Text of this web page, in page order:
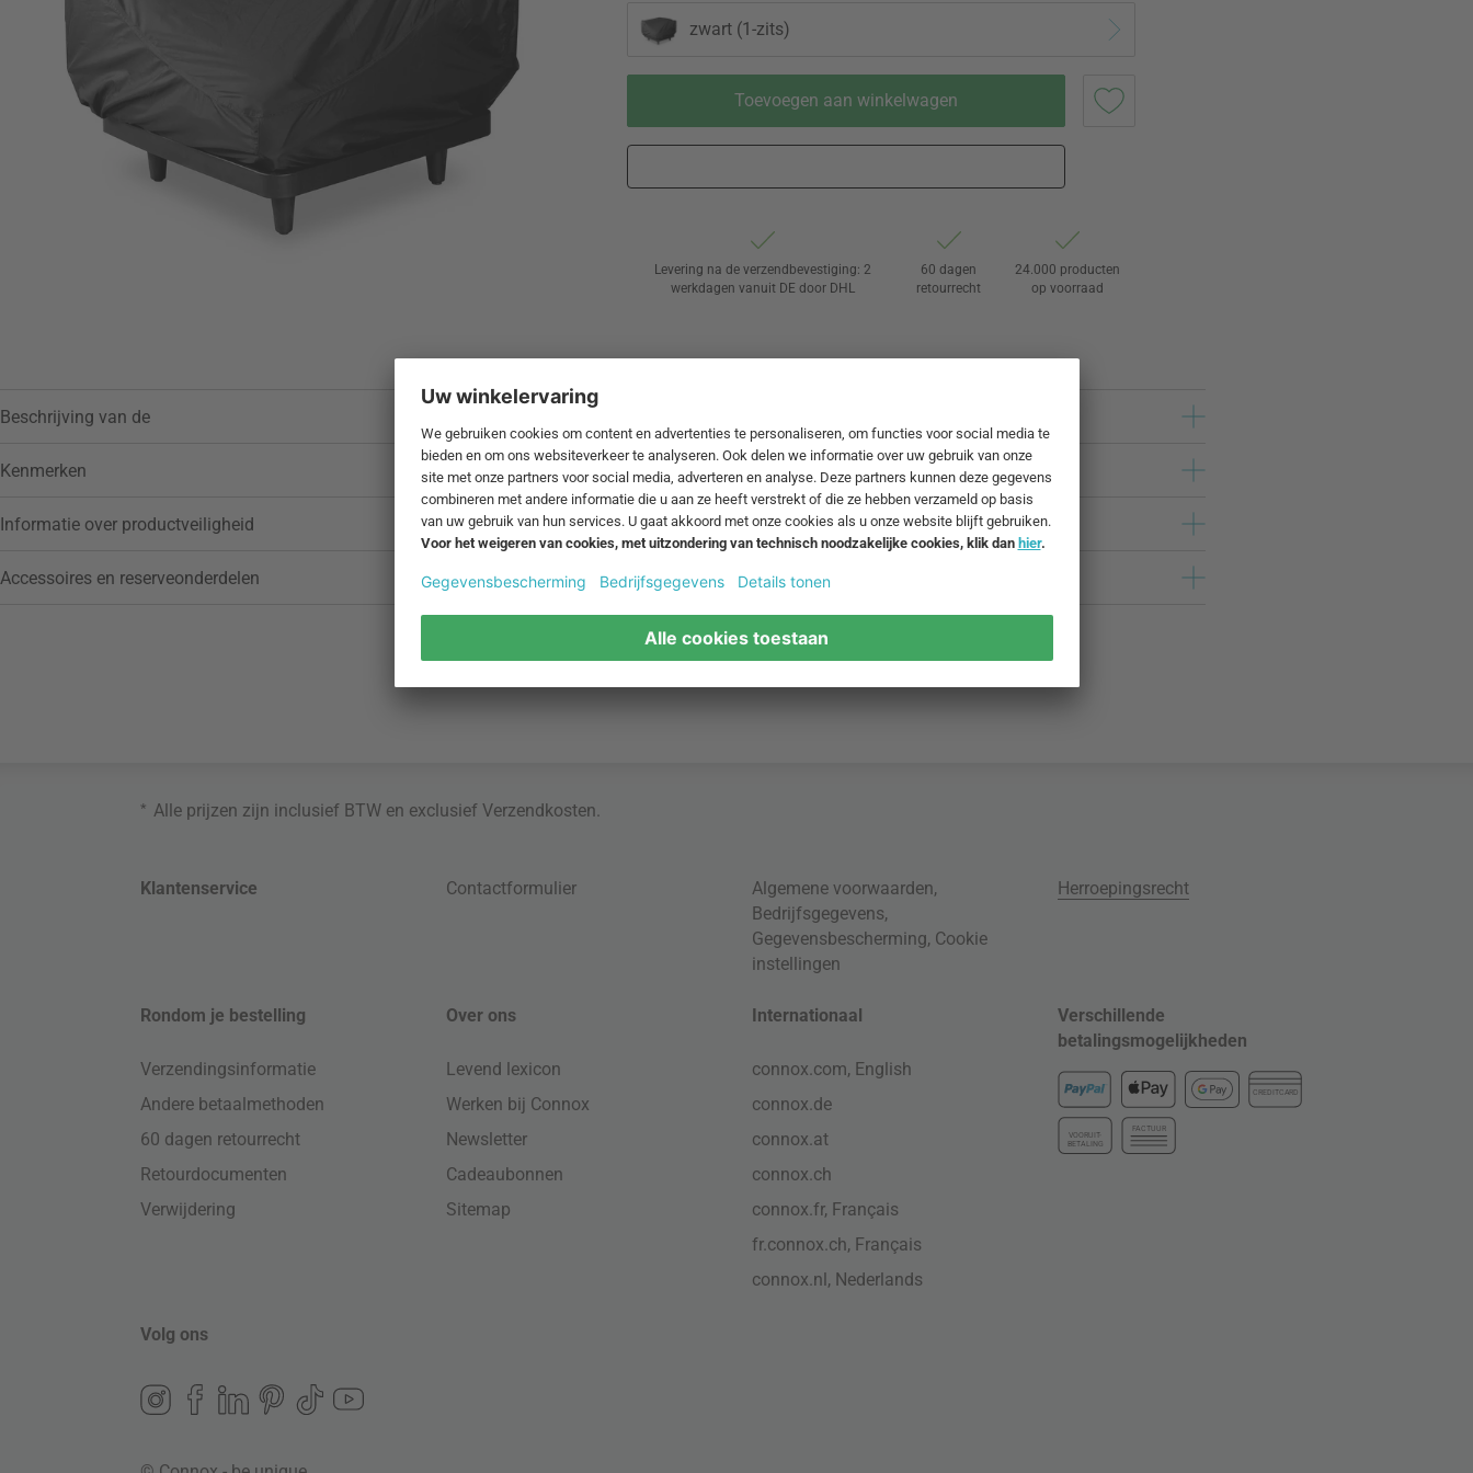
zwart (1-zits)
Toevoegen aan winkelwagen
aan verlanglijstje
Levering na de verzendbevestiging: 2
werkdagen vanuit DE door DHL
60 dagen
retourrecht
24.000 producten
op voorraad
Beschrijving van de
Kenmerken
Informatie over productveiligheid
Accessoires en reserveonderdelen
* Alle prijzen zijn inclusief BTW en exclusiefVerzendkosten.
Klantenservice Contactformulier Algemene voorwaarden,
Bedrijfsgegevens,
Gegevensbescherming, Cookie
instellingen
Herroepingsrecht
Rondom je bestelling
Verzendingsinformatie
Andere betaalmethoden
60 dagen retourrecht
Retourdocumenten
Verwijdering
Over ons
Levend lexicon
Werken bij Connox
Newsletter
Cadeaubonnen
Sitemap
Internationaal
connox.com, English
connox.de
connox.at
connox.ch
connox.fr, Français
fr.connox.ch, Français
connox.nl, Nederlands
Verschillende
betalingsmogelijkheden
CREDITCARD
VOORUIT-
BETALING
FACTUUR
Volg ons